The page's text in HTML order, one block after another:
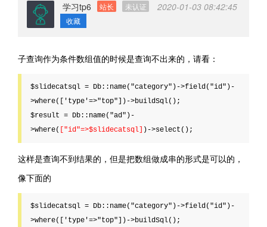
学习tp6 站长 未认证 2020-01-03 08:42:45
收藏
子查询作为条件数组值的时候是查询不出来的，请看：
$slidecatsql = Db::name("category")->field("id")-
>where(['type'=>"top"])->buildSql();
$result = Db::name("ad")-
>where(
["id"=>$slidecatsql]
这样是查询不到结果的，但是把数组做成串的形式是可以的，
像下面的
$slidecatsql = Db::name("category")->field("id")-
>where(['type'=>"top"])->buildSql();